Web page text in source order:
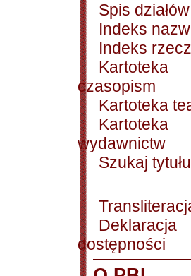
Spis działów
Indeks
Indeks
Kartoteka
czasopism
Kartoteka
Kartoteka
wydawnictw
Szukaj
Deklaracja
dostępności